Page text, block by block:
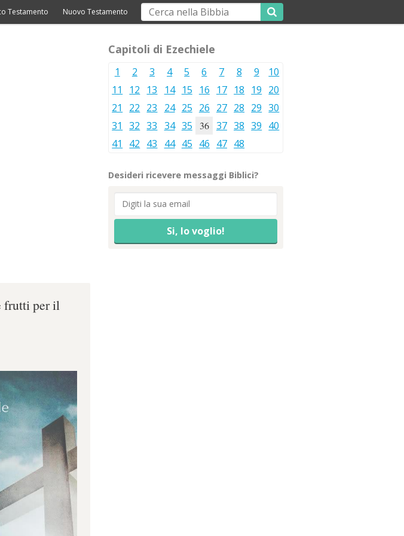
Testamento Nuovo Testamento
frutti per il
Capitoli di Ezechiele
1 2 3 4 5 6 7 8 9
10
11
12 13 14 15 16 17 18 19 20
21
22 23 24 25 26 27 28 29 30
31
32 33 34 35 36 37 38 39 40
41
42 43 44 45 46 47 48
Desideri ricevere messaggi Biblici?